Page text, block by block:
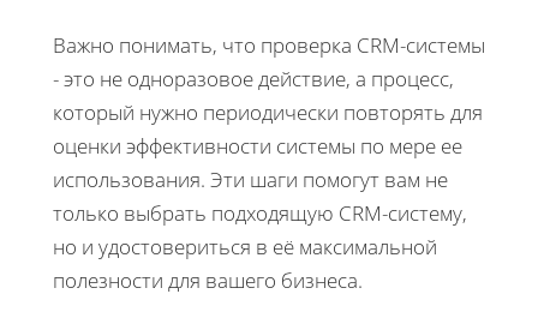
Важно понимать, что проверка CRM-системы
- это не одноразовое действие, а процесс,
который нужно периодически повторять для
оценки эффективности системы по мере ее
использования. Эти шаги помогут вам не
только выбрать подходящую CRM-систему,
но и удостовериться в её максимальной
полезности для вашего бизнеса.